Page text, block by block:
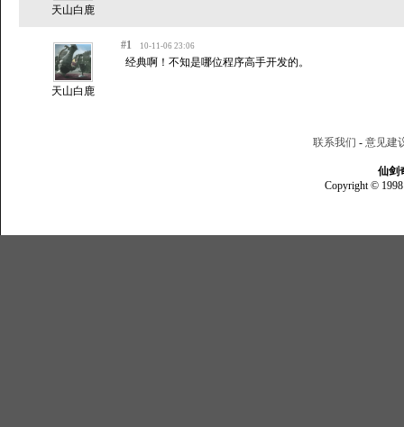
天山白鹿
天山白鹿
#1 10-11-06 23:06
经典啊！不知是哪位程序高手开发的。
联系我们 - 意见建
仙剑
Copyright © 1998